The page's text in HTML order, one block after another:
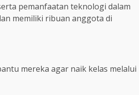
pemanfaatan teknologi dalam
memiliki ribuan anggota di
mereka agar naik kelas melalui